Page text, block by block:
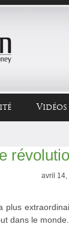
Vidéos
avril 14,
dans le monde.